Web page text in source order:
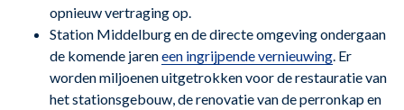
opnieuw vertraging op.
Station Middelburg en de directe omgeving ondergaan
de komende jareneen ingrijpende vernieuwing . Er
worden miljoenen uitgetrokken voor de restauratie van
het stationsgebouw, de renovatie van de perronkap en